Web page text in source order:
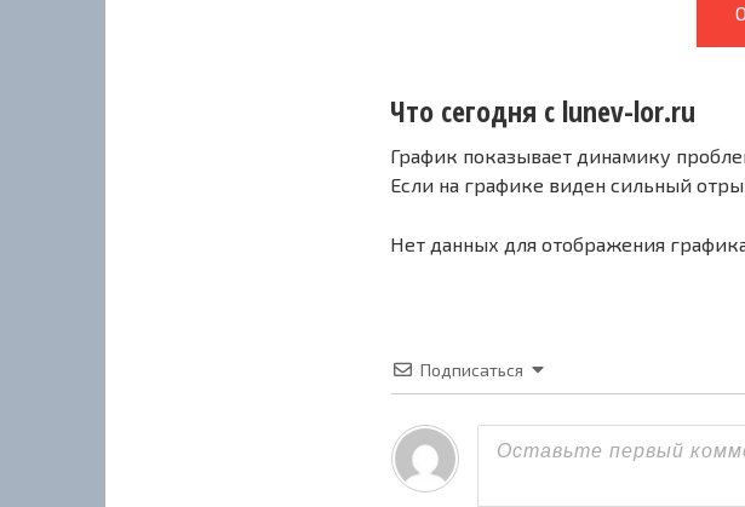
Что сегодня с lunev-lor.ru
График показывает динамику
Если на графике виден сильный
Нет данных для отображения
Подписаться